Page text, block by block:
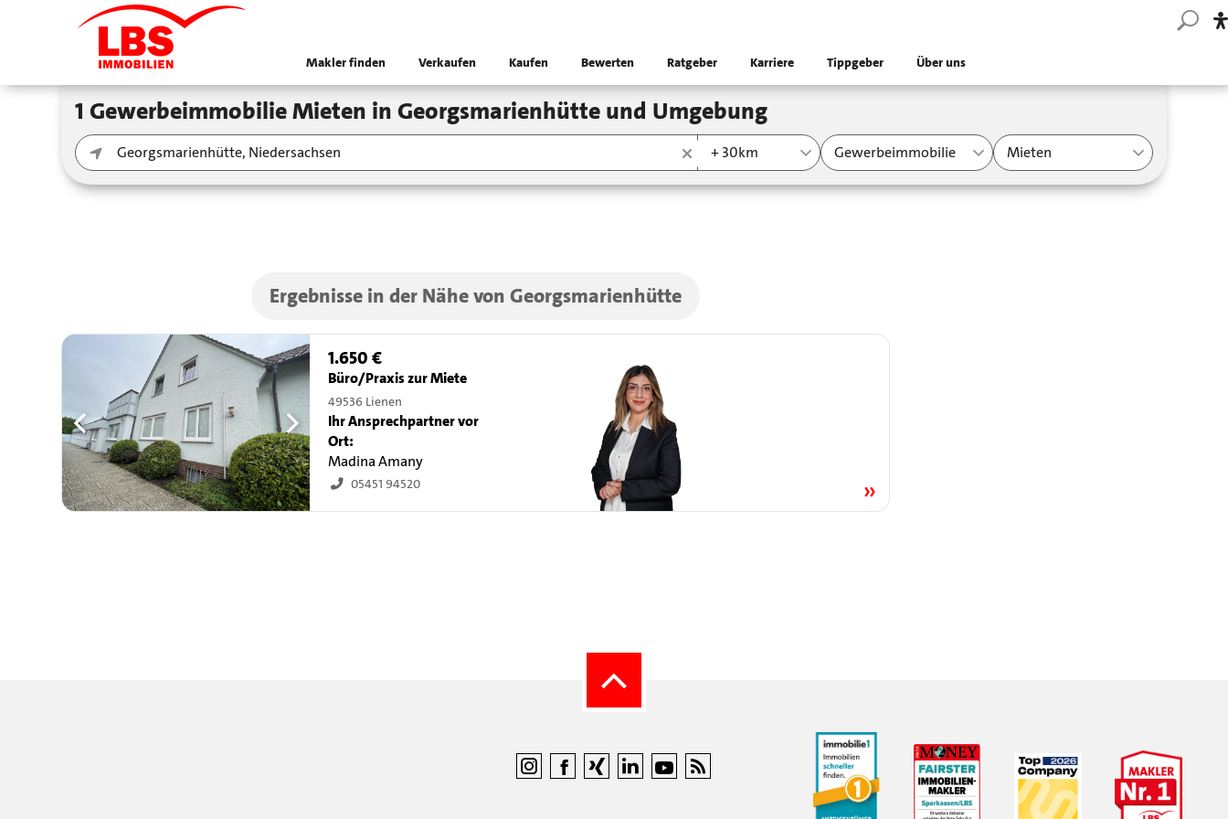
Makler finden Verkaufen Kaufen Bewerten Ratgeber Karriere Tippgeber Über uns
1 Gewerbeimmobilie Mieten in Georgsmarienhütte und Umgebung
+ 30km Gewerbeimmobilie Mieten
Ergebnisse in der Nähe von Georgsmarienhütte
1.650 €
Büro/Praxis zur Miete
49536 Lienen
Ihr Ansprechpartner vor
Ort:
Madina Amany
05451 94520